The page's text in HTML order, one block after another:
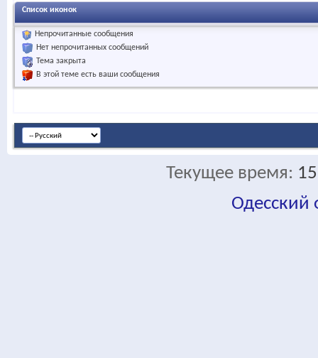
Список иконок
Непрочитанные сообщения
Нет непрочитанных сообщений
Тема закрыта
В этой теме есть ваши сообщения
Текущее время:
Одесский